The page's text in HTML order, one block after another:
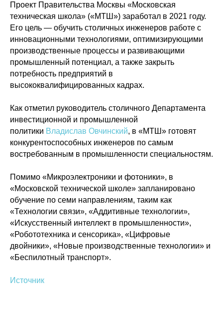
Проект Правительства Москвы «Московская
техническая школа» («МТШ») заработал в 2021 году.
Его цель — обучить столичных инженеров работе с
инновационными технологиями, оптимизирующими
производственные процессы и развивающими
промышленный потенциал, а также закрыть
потребность предприятий в
высококвалифицированных кадрах.
Как отметил руководитель столичного Департамента
инвестиционной и промышленной
политики Владислав Овчинский, в «МТШ» готовят
конкурентоспособных инженеров по самым
востребованным в промышленности специальностям.
Помимо «Микроэлектроники и фотоники», в
«Московской технической школе» запланировано
обучение по семи направлениям, таким как
«Технологии связи», «Аддитивные технологии»,
«Искусственный интеллект в промышленности»,
«Робототехника и сенсорика», «Цифровые
двойники», «Новые производственные технологии» и
«Беспилотный транспорт».
Источник
© 2015-2026 НАУРР. Все права защищены. При использовании материалов
© 2015-2026 НАУРР. Все права защищены.
При использовании материалов ссылка на ROBOTUNION.RU — обязательна